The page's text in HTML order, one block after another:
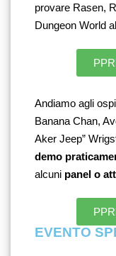
provare Rasen,
Dungeon World
Andiamo agli
Banana Chan,
demo
alcuni panel o
EVENTO